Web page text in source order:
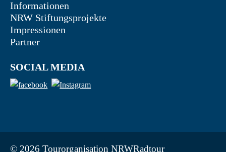
Informationen
NRW Stiftungsprojekte
Impressionen
Partner
SOCIAL MEDIA
© 2026 Tourorganisation NRWRadtour